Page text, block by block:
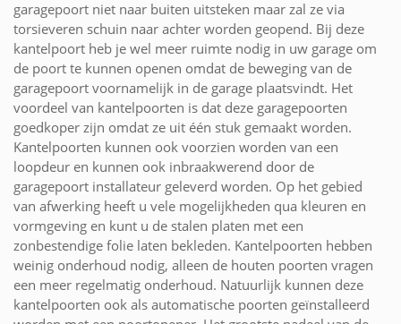
garagepoort niet naar buiten uitsteken maar zal ze via
torsieveren schuin naar achter worden geopend. Bij deze
kantelpoort heb je wel meer ruimte nodig in uw garage om
de poort te kunnen openen omdat de beweging van de
garagepoort voornamelijk in de garage plaatsvindt. Het
voordeel van kantelpoorten is dat deze garagepoorten
goedkoper zijn omdat ze uit één stuk gemaakt worden.
Kantelpoorten kunnen ook voorzien worden van een
loopdeur en kunnen ook inbraakwerend door de
garagepoort installateur geleverd worden. Op het gebied
van afwerking heeft u vele mogelijkheden qua kleuren en
vormgeving en kunt u de stalen platen met een
zonbestendige folie laten bekleden. Kantelpoorten hebben
weinig onderhoud nodig, alleen de houten poorten vragen
een meer regelmatig onderhoud. Natuurlijk kunnen deze
kantelpoorten ook als automatische poorten geïnstalleerd